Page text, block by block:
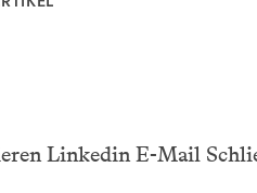
LinkedinE-Mail